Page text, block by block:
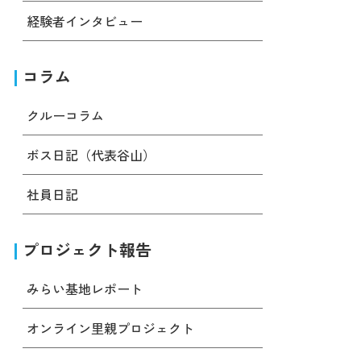
経験者インタビュー
コラム
クルーコラム
ボス日記（代表谷山）
社員日記
プロジェクト報告
みらい基地レポート
オンライン里親プロジェクト